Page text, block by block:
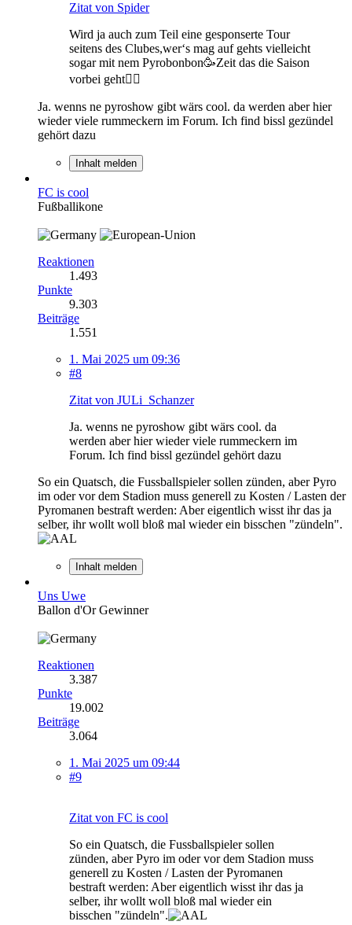
Zitat von Spider
Wird ja auch zum Teil eine gesponserte Tour
seitens des Clubes,wer‘s mag auf gehts vielleicht
sogar mit nem Pyrobonbon🥳Zeit das die Saison
vorbei geht✌🏻
Ja. wenns ne pyroshow gibt wärs cool. da werden aber hier
wieder viele rummeckern im Forum. Ich find bissl gezündel
gehört dazu
Inhalt melden
FC is cool
Fußballikone
Reaktionen
1.493
Punkte
9.303
Beiträge
1.551
1. Mai 2025 um 09:36
#8
Zitat von JULi_Schanzer
Ja. wenns ne pyroshow gibt wärs cool. da
werden aber hier wieder viele rummeckern im
Forum. Ich find bissl gezündel gehört dazu
So ein Quatsch, die Fussballspieler sollen zünden, aber Pyro
im oder vor dem Stadion muss generell zu Kosten / Lasten der
Pyromanen bestraft werden: Aber eigentlich wisst ihr das ja
selber, ihr wollt woll bloß mal wieder ein bisschen "zündeln".
Inhalt melden
Uns Uwe
Ballon d'Or Gewinner
Reaktionen
3.387
Punkte
19.002
Beiträge
3.064
1. Mai 2025 um 09:44
#9
Zitat von FC is cool
So ein Quatsch, die Fussballspieler sollen
zünden, aber Pyro im oder vor dem Stadion muss
generell zu Kosten / Lasten der Pyromanen
bestraft werden: Aber eigentlich wisst ihr das ja
selber, ihr wollt woll bloß mal wieder ein
bisschen "zündeln".